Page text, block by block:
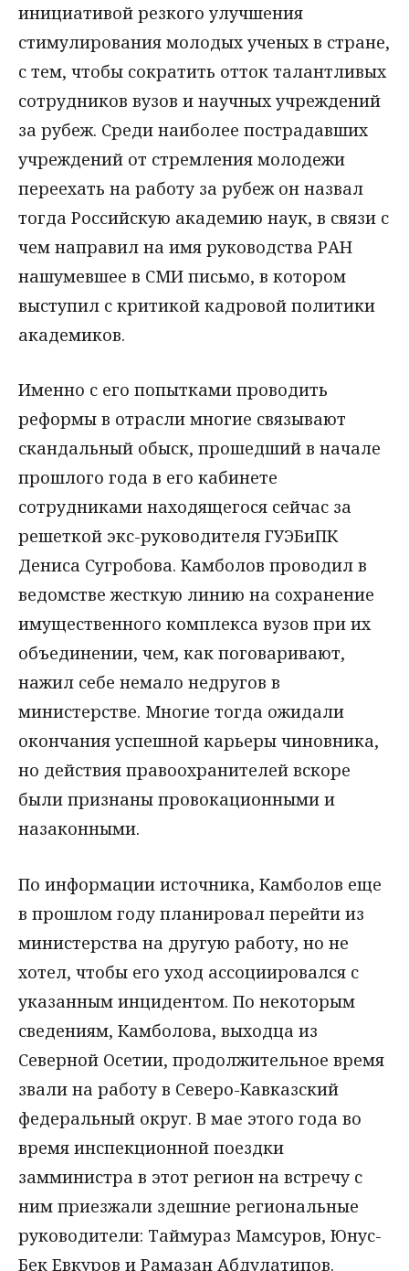
инициативой резкого улучшения
стимулирования молодых ученых в стране,
с тем, чтобы сократить отток талантливых
сотрудников вузов и научных учреждений
за рубеж. Среди наиболее пострадавших
учреждений от стремления молодежи
переехать на работу за рубеж он назвал
тогда Российскую академию наук, в связи с
чем направил на имя руководства РАН
нашумевшее в СМИ письмо, в котором
выступил с критикой кадровой политики
академиков.
Именно с его попытками проводить
реформы в отрасли многие связывают
скандальный обыск, прошедший в начале
прошлого года в его кабинете
сотрудниками находящегося сейчас за
решеткой экс-руководителя ГУЭБиПК
Дениса Сугробова. Камболов проводил в
ведомстве жесткую линию на сохранение
имущественного комплекса вузов при их
объединении, чем, как поговаривают,
нажил себе немало недругов в
министерстве. Многие тогда ожидали
окончания успешной карьеры чиновника,
но действия правоохранителей вскоре
были признаны провокационными и
назаконными.
По информации источника, Камболов еще
в прошлом году планировал перейти из
министерства на другую работу, но не
хотел, чтобы его уход ассоциировался с
указанным инцидентом. По некоторым
сведениям, Камболова, выходца из
Северной Осетии, продолжительное время
звали на работу в Северо-Кавказский
федеральный округ. В мае этого года во
время инспекционной поездки
замминистра в этот регион на встречу с
ним приезжали здешние региональные
руководители: Таймураз Мамсуров, Юнус-
Бек Евкуров и Рамазан Абдулатипов.